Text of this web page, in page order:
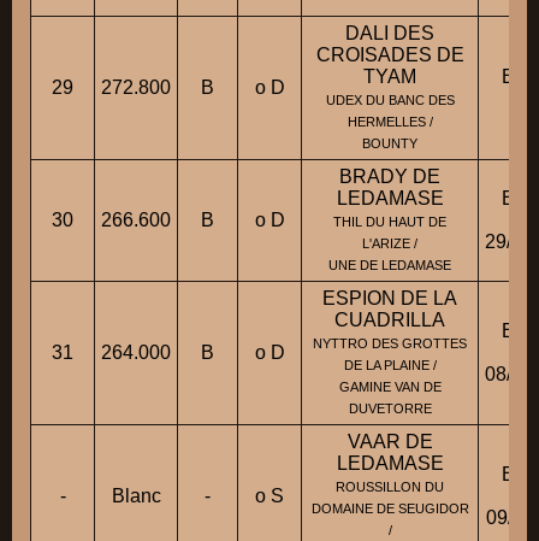
29 272.800 B o D
DALI DES
CROISADES DE
TYAM
UDEX DU BANC DES
HERMELLES /
BOUNTY
30 266.600 B o D
BRADY DE
LEDAMASE
THIL DU HAUT DE
L'ARIZE /
UNE DE LEDAMASE
29/
31 264.000 B o D
ESPION DE LA
CUADRILLA
NYTTRO DES GROTTES
DE LA PLAINE /
GAMINE VAN DE
DUVETORRE
08/
- Blanc - o S
VAAR DE
LEDAMASE
ROUSSILLON DU
DOMAINE DE SEUGIDOR
/
09/